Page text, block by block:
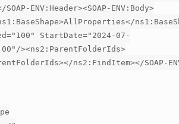
ENV:Header><SOAP-ENV:Body>
StartDate="2024-07-
><ns2:ParentFolderIds>
ns2:FindItem></SOAP-